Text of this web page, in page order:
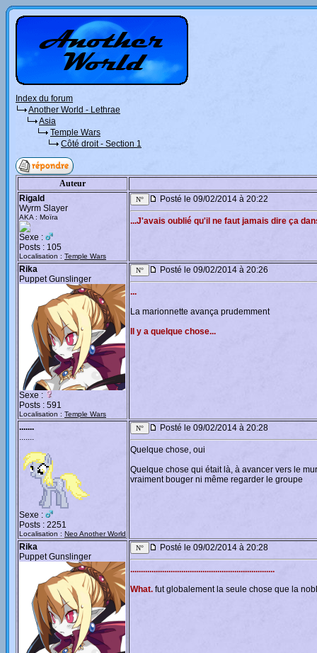
Index du forum
Another World - Lethrae
Asia
Temple Wars
Côté droit - Section 1
Auteur
Rigald
Wyrm Slayer
AKA : Moïra
Sexe :
Posts : 105
Localisation : Temple Wars
Posté le 09/02/2014 à 20:22
...J'avais oublié qu'il ne faut jamais dire ça
Rika
Puppet Gunslinger
Sexe :
Posts : 591
Localisation : Temple Wars
Posté le 09/02/2014 à 20:26
...
La marionnette avança prudemment
Il y a quelque chose...
.......
.......
Sexe :
Posts : 2251
Localisation : Neo Another World
Posté le 09/02/2014 à 20:28
Quelque chose, oui
Quelque chose qui était là, à avancer vers le
vraiment bouger ni même regarder le groupe
Rika
Puppet Gunslinger
Posté le 09/02/2014 à 20:28
....................................................................
What. fut globalement la seule chose que la